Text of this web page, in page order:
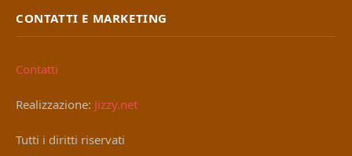
CONTATTI E MARKETING
Contatti
Realizzazione: Jizzy.net
Tutti i diritti riservati